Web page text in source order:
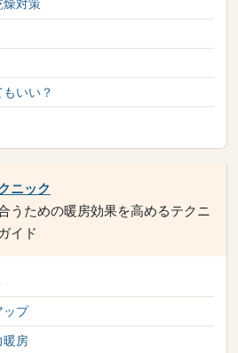
燥対策
いい？
ニック
うための暖房効果を高めるテクニ
イド
ップ
暖房